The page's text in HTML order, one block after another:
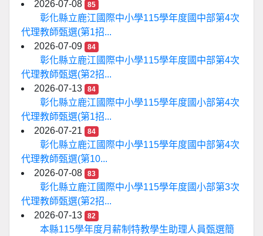
2026-07-08
85
彰化縣立鹿江國際中小學115學年度國中部第4次
代理教師甄選(第1招...
2026-07-09
84
彰化縣立鹿江國際中小學115學年度國中部第4次
代理教師甄選(第2招...
2026-07-13
84
彰化縣立鹿江國際中小學115學年度國小部第4次
代理教師甄選(第1招...
2026-07-21
84
彰化縣立鹿江國際中小學115學年度國中部第4次
代理教師甄選(第10...
2026-07-08
83
彰化縣立鹿江國際中小學115學年度國小部第3次
代理教師甄選(第2招...
2026-07-13
82
本縣115學年度月薪制特教學生助理人員甄選簡